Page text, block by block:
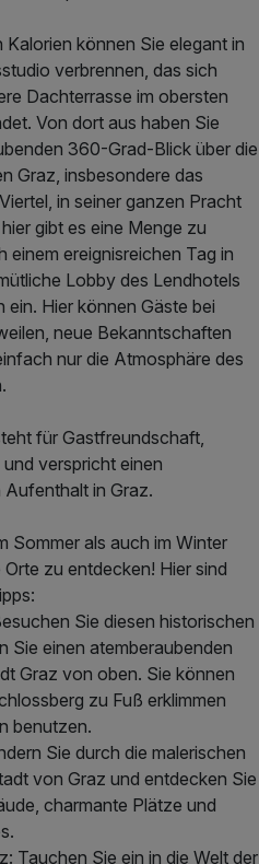
können Sie elegant in
verbrennen, das sich
Dachterrasse im obersten
Von dort aus haben Sie
360-Grad-Blick über die
Graz, insbesondere das
in seiner ganzen Pracht
gibt es eine Menge zu
einem ereignisreichen Tag in
Lobby des Lendhotels
ein. Hier können Gäste bei
neue Bekanntschaften
nur die Atmosphäre des
für Gastfreundschaft,
verspricht einen
in Graz.
Sommer als auch im Winter
zu entdecken! Hier sind
Sie diesen historischen
Sie einen atemberaubenden
Graz von oben. Sie können
zu Fuß erklimmen
benutzen.
Sie durch die malerischen
von Graz und entdecken Sie
charmante Plätze und
Tauchen Sie ein in die Welt der